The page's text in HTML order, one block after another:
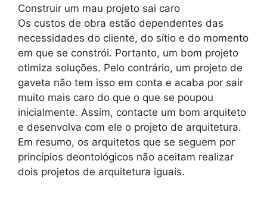
Construir um mau projeto sai caro
Os custos de obra estão dependentes das
necessidades do cliente, do sítio e do momento
em que se constrói. Portanto, um bom projeto
otimiza soluções. Pelo contrário, um projeto de
gaveta não tem isso em conta e acaba por sair
muito mais caro do que o que se poupou
inicialmente. Assim, contacte um bom arquiteto
e desenvolva com ele o projeto de arquitetura.
Em resumo, os arquitetos que se seguem por
princípios deontológicos não aceitam realizar
dois projetos de arquitetura iguais.